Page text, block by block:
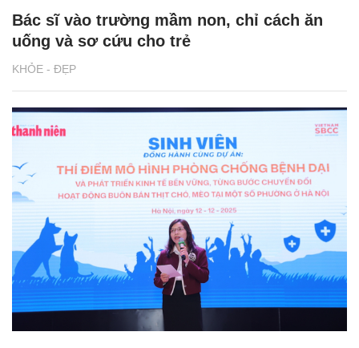
KHỎE - ĐẸP
Bác sĩ vào trường mầm non, chỉ cách ăn
uống và sơ cứu cho trẻ